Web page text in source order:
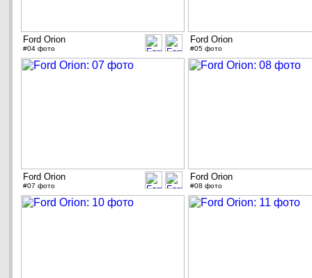
Ford Orion
#04 фото
Ford Orion
#05 фото
Ford Orion
#07 фото
Ford Orion
#08 фото